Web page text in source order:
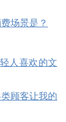
场景是？
人喜欢的文
顾客让我的